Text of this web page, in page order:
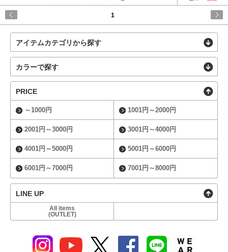
1
アイテムカテゴリから探す
カラーで探す
PRICE
～1000円 1001円～2000円
2001円～3000円 3001円～4000円
4001円～5000円 5001円～6000円
6001円～7000円 7001円～8000円
LINE UP
All items
(OUTLET)